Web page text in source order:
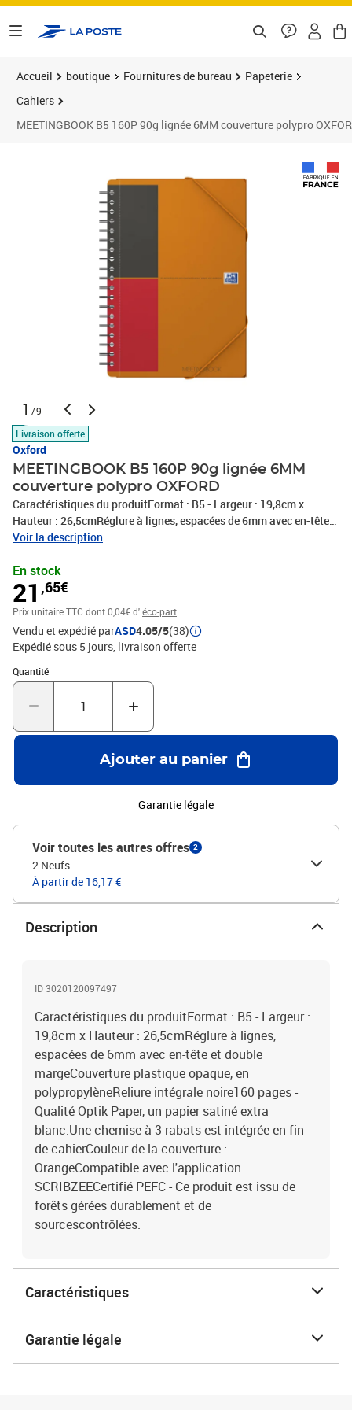
Accueil boutique Fournitures de bureau
Papeterie
Cahiers
MEETINGBOOK B5 160P 90g lignée 6MM couverture polypro
1 /9
Livraison offerte
Oxford
MEETINGBOOK B5 160P 90g lignée 6MM
couverture polypro OXFORD
Caractéristiques du produitFormat : B5 - Largeur : 19,8cm x
Hauteur : 26,5cmRéglure à lignes, espacées de 6mm avec en-tête
et double margeCouverture plastique opaque, en
Paper, un papier satiné extra blanc.Une chemise à 3 rabats est
intégrée en fin de cahierCouleur de la couverture :
OrangeCompatible avec l'application SCRIBZEECertifié PEFC - Ce
produit est issu de forêts gérées durablement et de
sourcescontrôlées.
Voir la description
En stock
21 ,65€
Prix unitaire TTC dont 0,04€ d'éco-part
Vendu et expédié parASD4.05/5(38)
Expédié sous 5 jours livraison offerte
Quantité
Quantité : 1
Ajouter au panier
Garantie légale
Voir toutes les autres offres 2
2 Neufs —
À partir de 16,17 €
Description
ID 3020120097497
Caractéristiques du produitFormat : B5 - Largeur :
19,8cm x Hauteur : 26,5cmRéglure à lignes,
espacées de 6mm avec en-tête et double
margeCouverture plastique opaque, en
polypropylèneReliure intégrale noire160 pages -
Qualité Optik Paper, un papier satiné extra
blanc.Une chemise à 3 rabats est intégrée en fin
de cahierCouleur de la couverture :
OrangeCompatible avec l'application
SCRIBZEECertifié PEFC - Ce produit est issu de
forêts gérées durablement et de
sourcescontrôlées.
Caractéristiques
Garantie légale